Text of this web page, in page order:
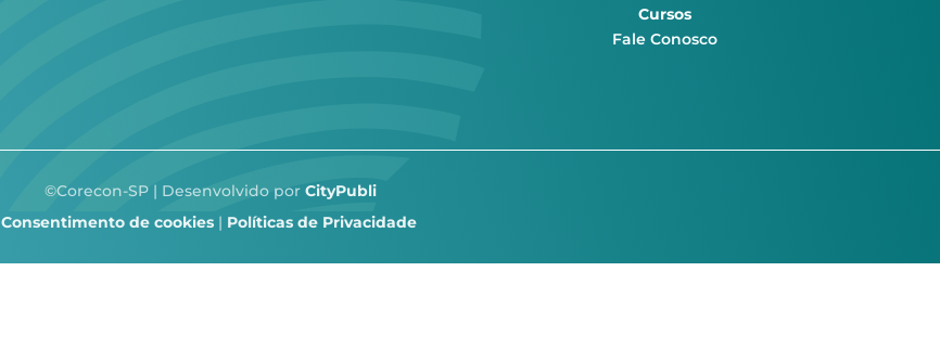
Cursos
Fale Conosco
©Corecon-SP | Desenvolvido por CityPubli
Consentimento de cookies| Políticas de Privacidade